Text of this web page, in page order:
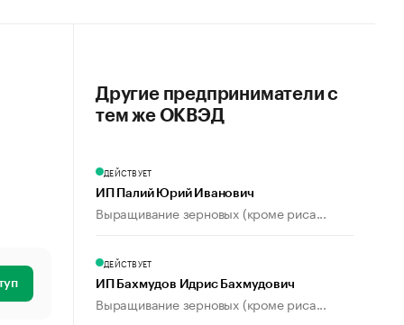
Другие предприниматели с
тем же ОКВЭД
ДЕЙСТВУЕТ
ИП Палий Юрий Иванович
Выращивание зерновых (кроме риса...
ДЕЙСТВУЕТ
ИП Бахмудов Идрис Бахмудович
Выращивание зерновых (кроме риса...